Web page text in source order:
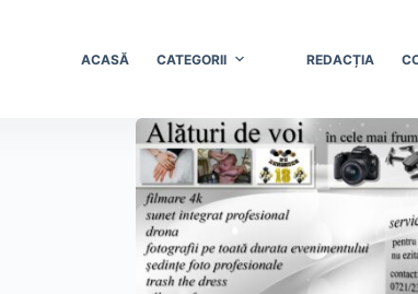
ACASĂ CATEGORII REDACȚIA